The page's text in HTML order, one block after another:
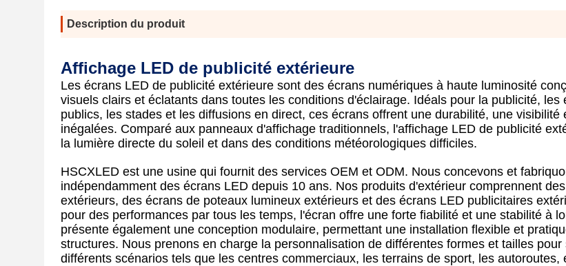
Description du produit
Affichage LED de publicité extérieure
Les écrans LED de publicité extérieure sont des écrans numériques à haute luminosité
visuels clairs et éclatants dans toutes les conditions d'éclairage. Idéals pour la publicité, les
publics, les stades et les diffusions en direct, ces écrans offrent une durabilité, une visibilité
inégalées. Comparé aux panneaux d'affichage traditionnels, l'affichage LED de publicité
la lumière directe du soleil et dans des conditions météorologiques difficiles.
HSCXLED est une usine qui fournit des services OEM et ODM. Nous concevons et
indépendamment des écrans LED depuis 10 ans. Nos produits d'extérieur comprennent
extérieurs, des écrans de poteaux lumineux extérieurs et des écrans LED publicitaires
pour des performances par tous les temps, l'écran offre une forte fiabilité et une stabilité à
présente également une conception modulaire, permettant une installation flexible et
structures. Nous prenons en charge la personnalisation de différentes formes et tailles pour
différents scénarios tels que les centres commerciaux, les terrains de sport, les autoroutes,